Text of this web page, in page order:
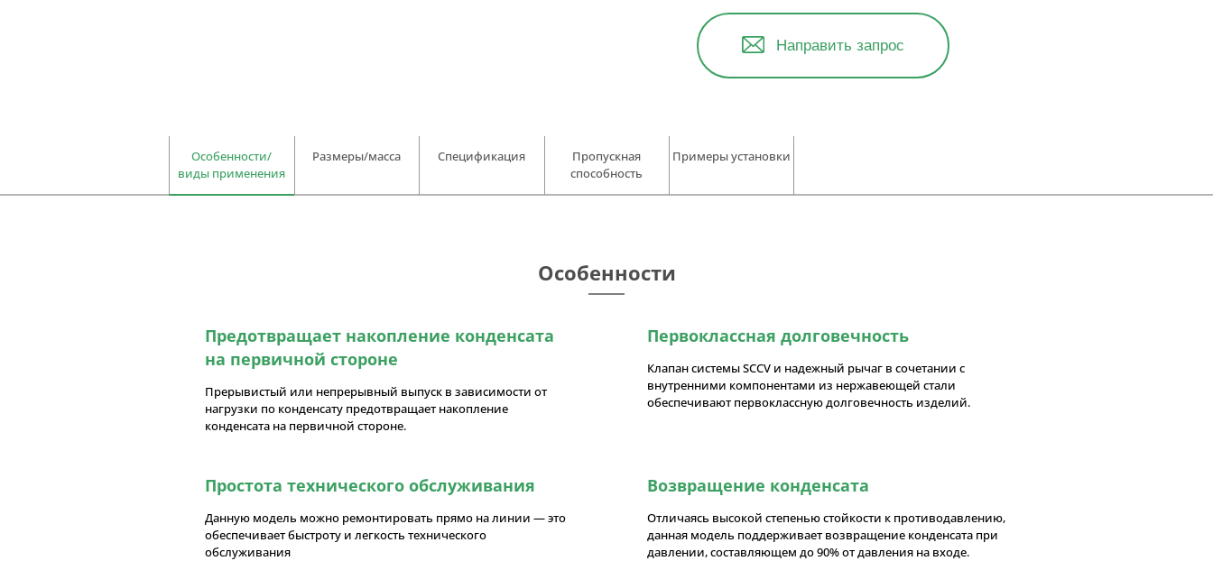
Направить запрос
Особенности/
виды применения
Размеры/масса Спецификация
Пропускная
способность
Примеры установки
Особенности
Предотвращает накопление конденсата
на первичной стороне
Прерывистый или непрерывный выпуск в зависимости от
нагрузки по конденсату предотвращает накопление
конденсата на первичной стороне.
Первоклассная долговечность
Клапан системы SCCV и надежный рычаг в сочетании с
внутренними компонентами из нержавеющей стали
обеспечивают первоклассную долговечность изделий.
Простота технического обслуживания
Данную модель можно ремонтировать прямо на линии — это
обеспечивает быстроту и легкость технического
обслуживания
Возвращение конденсата
Отличаясь высокой степенью стойкости к противодавлению,
данная модель поддерживает возвращение конденсата при
давлении, составляющем до 90% от давления на входе.